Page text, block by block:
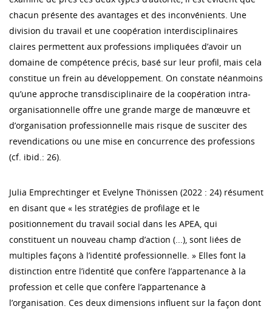
chacun présente des avantages et des inconvénients. Une
division du travail et une coopération interdisciplinaires
claires permettent aux professions impliquées d’avoir un
domaine de compétence précis, basé sur leur profil, mais cela
constitue un frein au développement. On constate néanmoins
qu’une approche transdisciplinaire de la coopération intra-
organisationnelle offre une grande marge de manœuvre et
d’organisation professionnelle mais risque de susciter des
revendications ou une mise en concurrence des professions
(cf. ibid.: 26).
Julia Emprechtinger et Evelyne Thönissen (2022 : 24) résument
en disant que « les stratégies de profilage et le
positionnement du travail social dans les APEA, qui
constituent un nouveau champ d’action (...), sont liées de
multiples façons à l’identité professionnelle. » Elles font la
distinction entre l’identité que confère l’appartenance à la
profession et celle que confère l’appartenance à
l’organisation. Ces deux dimensions influent sur la façon dont